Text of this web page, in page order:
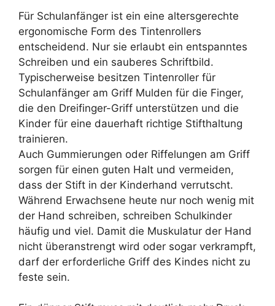
Für Schulanfänger ist ein eine altersgerechte
ergonomische Form des Tintenrollers
entscheidend. Nur sie erlaubt ein entspanntes
Schreiben und ein sauberes Schriftbild.
Typischerweise besitzen Tintenroller für
Schulanfänger am Griff Mulden für die Finger,
die den Dreifinger-Griff unterstützen und die
Kinder für eine dauerhaft richtige Stifthaltung
trainieren.
Auch Gummierungen oder Riffelungen am Griff
sorgen für einen guten Halt und vermeiden,
dass der Stift in der Kinderhand verrutscht.
Während Erwachsene heute nur noch wenig mit
der Hand schreiben, schreiben Schulkinder
häufig und viel. Damit die Muskulatur der Hand
nicht überanstrengt wird oder sogar verkrampft,
darf der erforderliche Griff des Kindes nicht zu
feste sein.